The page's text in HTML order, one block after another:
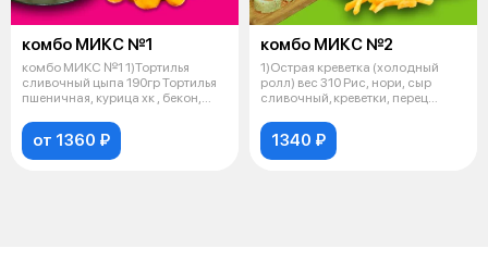
комбо МИКС №1
комбо МИКС №1 1)Тортилья
сливочный цыпа 190гр Тортилья
пшеничная, курица хк , бекон,
от 1360 ₽
комбо МИКС №2
1)Острая креветка (холодный
ролл) вес 310 Рис, нори, cыр
сливочный, креветки, перец
1340 ₽